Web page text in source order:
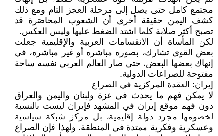
مجتمع كامل حتى يصل إلى مرحلة العجز التام ومع ذلك
كشف اليمن حقيقة أخرى أن الشعوب المحاصَرة قد
تصبح أكثر صلابة كلما اشتد الضغط عليها وليس العكس.
لكن المأساة أن الانقسامات العربية والإقليمية جعلت
بعض القوى تشارك، بصورة مباشرة أو غير مباشرة، في
إنهاك بعضها البعض، حتى صار العالم العربي نفسه ساحة
مفتوحة للصراعات الدولية.
إيران: العقدة المركزية في الصراع
لا يمكن فهم ما يحدث في غزة ولبنان واليمن والعراق
دون فهم موقع إيران في المشهد فإيران ليست بالنسبة
لخصومها مجرد دولة إقليمية، بل مركز شبكة سياسية
وعسكرية وفكرية ممتدة في المنطقة. ولهذا فإن الصراع